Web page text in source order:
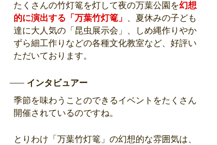
たくさんの竹灯篭を灯して夜の万葉公園を幻想
的に演出する「万葉竹灯篭」 、夏休みの子ども
達に大人気の「昆虫展示会」、しめ縄作りやか
ずら細工作りなどの各種文化教室など、好評い
ただいております。
インタビュアー
季節を味わうことのできるイベントをたくさん
開催されているのですね。
とりわけ「万葉竹灯篭」の幻想的な雰囲気は、